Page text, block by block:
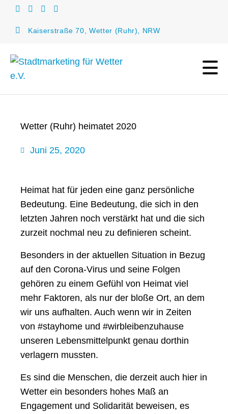
Kaiserstraße 70, Wetter (Ruhr), NRW
Wetter (Ruhr) heimatet 2020
Juni 25, 2020
Heimat hat für jeden eine ganz persönliche
Bedeutung. Eine Bedeutung, die sich in den
letzten Jahren noch verstärkt hat und die sich
zurzeit nochmal neu zu definieren scheint.
Besonders in der aktuellen Situation in Bezug
auf den Corona-Virus und seine Folgen
gehören zu einem Gefühl von Heimat viel
mehr Faktoren, als nur der bloße Ort, an dem
wir uns aufhalten. Auch wenn wir in Zeiten
von #stayhome und #wirbleibenzuhause
unseren Lebensmittelpunkt genau dorthin
verlagern mussten.
Es sind die Menschen, die derzeit auch hier in
Wetter ein besonders hohes Maß an
Engagement und Solidarität beweisen, es